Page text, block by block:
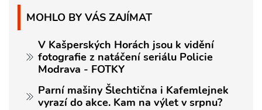
MOHLO BY VÁS ZAJÍMAT
V Kašperských Horách jsou k vidění
fotografie z natáčení seriálu Policie
Modrava - FOTKY
Parní mašiny Šlechtična i Kafemlejnek
vyrazí do akce. Kam na výlet v srpnu?